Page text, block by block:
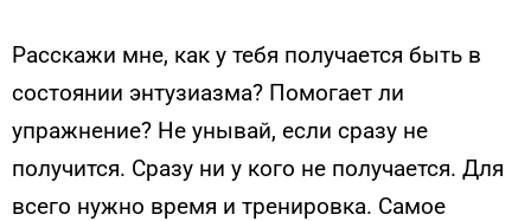
Расскажи мне, как у тебя получается быть в
состоянии энтузиазма? Помогает ли
упражнение? Не унывай, если сразу не
получится. Сразу ни у кого не получается. Для
всего нужно время и тренировка. Самое